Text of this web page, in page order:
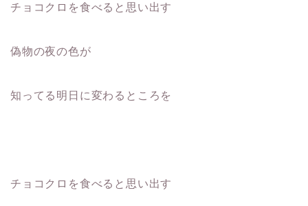
チョコクロを食べると思い出す
偽物の夜の色が
知ってる明日に変わるところを
チョコクロを食べると思い出す